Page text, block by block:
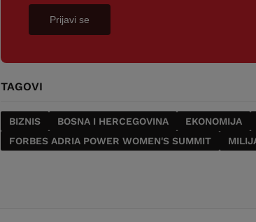
Prijavi se
TAGOVI
BIZNIS BOSNA I HERCEGOVINA EKONOMIJA
FORBES ADRIA POWER WOMEN'S SUMMIT